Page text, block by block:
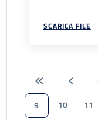
SCARICA FILE
9
10 11